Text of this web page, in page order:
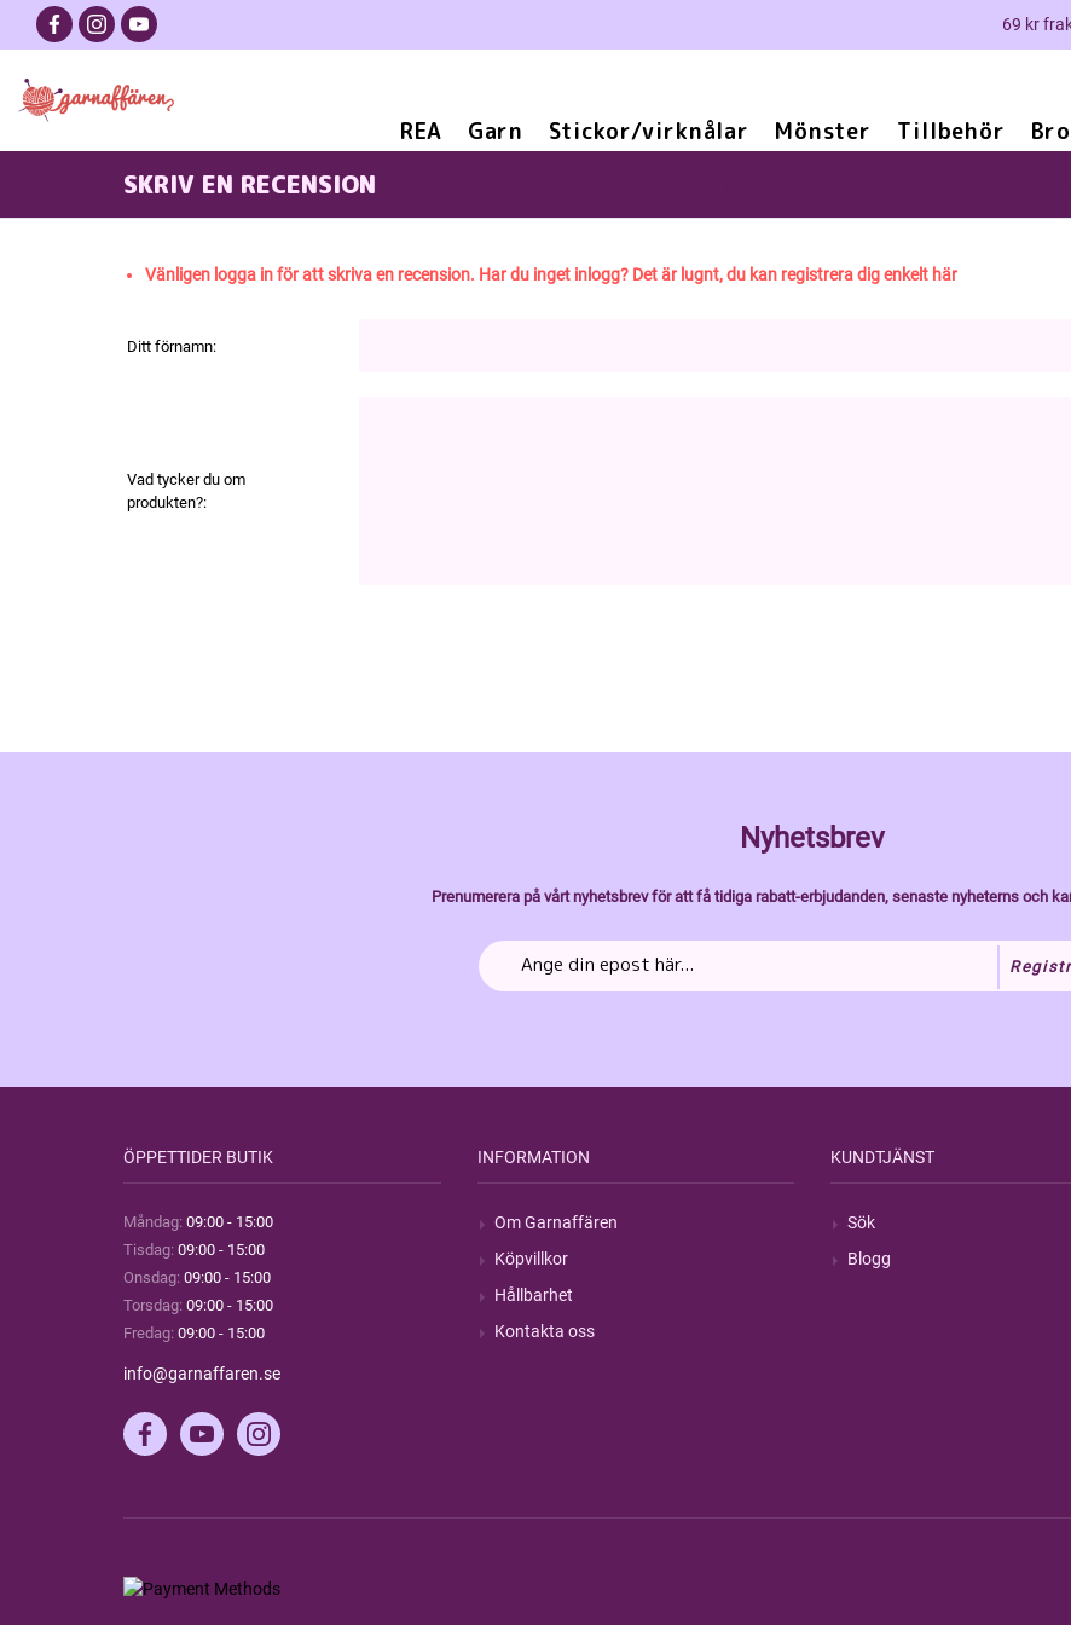
69 kr
REA Garn Stickor/virknålar Mönster Tillbehör
SKRIV EN RECENSION
Vänligen logga in för att skriva en recension. Har du inget inlogg? Det är lugnt, du kan registrera dig enkelt här
Ditt förnamn:
Vad tycker du om
produkten?:
Nyhetsbrev
Prenumerera på vårt nyhetsbrev för att få tidiga rabatt-erbjudanden, senaste nyheterns och
ÖPPETTIDER BUTIK
Måndag: 09:00 - 15:00
Tisdag: 09:00 - 15:00
Onsdag: 09:00 - 15:00
Torsdag: 09:00 - 15:00
Fredag: 09:00 - 15:00
info@garnaffaren.se
INFORMATION
Om Garnaffären
Köpvillkor
Hållbarhet
Kontakta oss
KUNDTJÄNST
Sök
Blogg